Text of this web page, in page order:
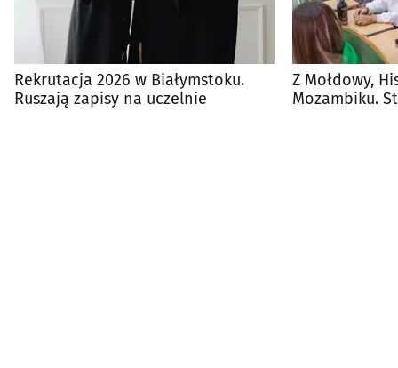
Rekrutacja 2026 w Białymstoku.
Ruszają zapisy na uczelnie
Z Mołdowy,
Mozambiku.